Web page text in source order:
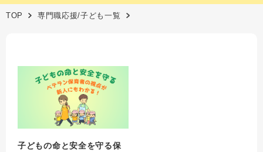
TOP 専門職応援/子ども一覧
子どもの命と安全を守る保